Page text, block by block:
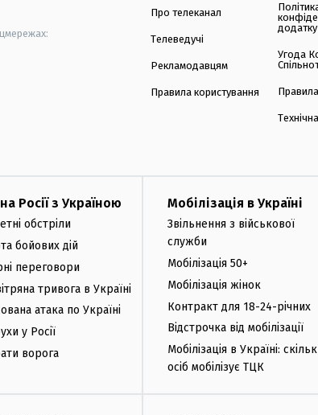
Про телеканал
Телеведучі
Рекламодавцям
Правила користування
додатку
Угода
Росії з Україною
обстріли
бойових дій
переговори
тривога в Україні
атака по Україні
у Росії
ворога
Мобілізація в Україні
Звільнення з військової
служби
Мобілізація 50+
Мобілізація жінок
Контракт для 18-24-річних
Відстрочка від мобілізації
Мобілізація в Україні:
осіб мобілізує ТЦК